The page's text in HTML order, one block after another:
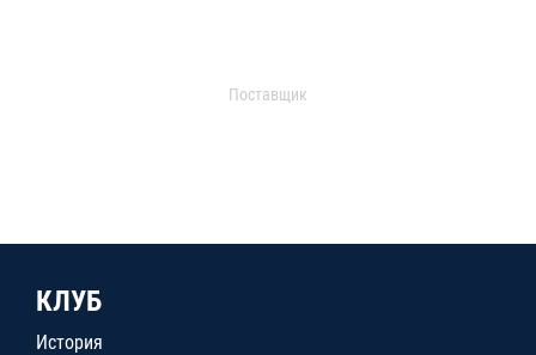
Поставщик
КЛУБ
История